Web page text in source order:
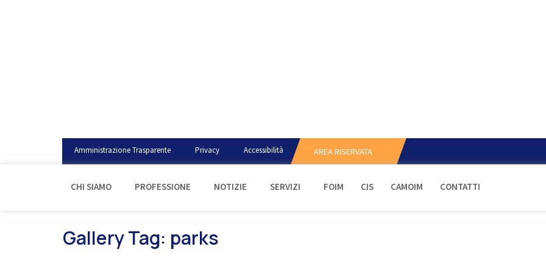
Amministrazione Trasparente Privacy Accessibilità AREA RISERVATA
CHI SIAMO PROFESSIONE NOTIZIE SERVIZI FOIM CIS CAMOIM CONTATTI
Gallery Tag: parks